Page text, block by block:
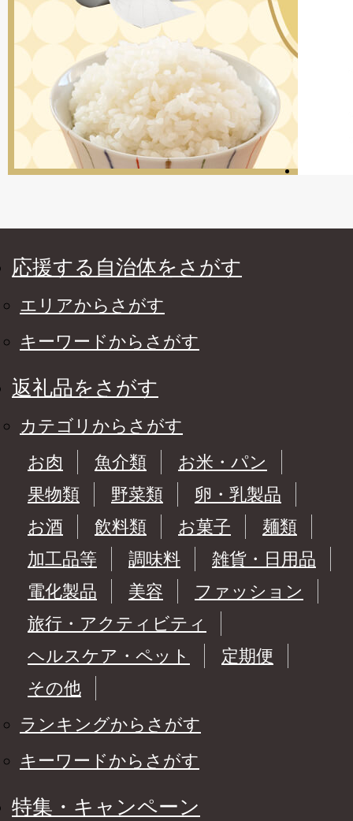
応援する自治体をさがす
エリアからさがす
キーワードからさがす
返礼品をさがす
カテゴリからさがす
お肉
魚介類
お米・パン
果物類
野菜類
卵・乳製品
お酒
飲料類 お菓子
麺類
加工品等
調味料
雑貨・日用品
電化製品
美容
ファッション
旅行・アクティビティ
ヘルスケア・ペット
定期便
その他
ランキングからさがす
キーワードからさがす
特集・キャンペーン